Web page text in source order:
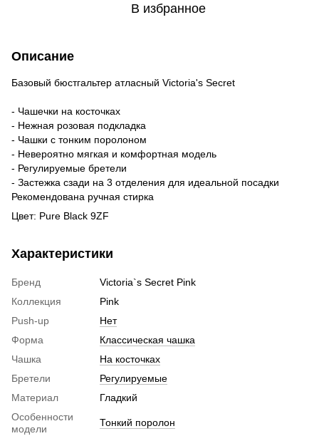
В избранное
Описание
Базовый бюстгальтер атласный Victoria's Secret
- Чашечки на косточках
- Нежная розовая подкладка
- Чашки с тонким поролоном
- Невероятно мягкая и комфортная модель
- Регулируемые бретели
- Застежка сзади на 3 отделения для идеальной посадки
Рекомендована ручная стирка
Цвет: Pure Black 9ZF
Характеристики
Бренд
Victoria`s Secret Pink
Коллекция
Pink
Push-up
Нет
Форма
Классическая чашка
Чашка
На косточках
Бретели
Регулируемые
Материал
Гладкий
Особенности
модели
Тонкий поролон